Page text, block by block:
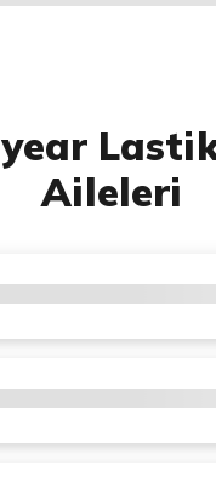
Aileleri